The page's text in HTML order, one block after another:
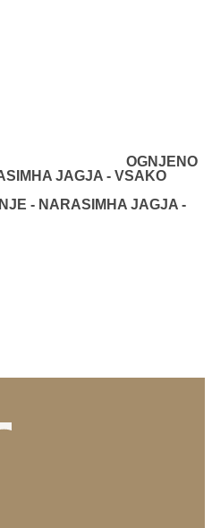
OGNJENO
JAGJA - VSAKO
- NARASIMHA JAGJA -